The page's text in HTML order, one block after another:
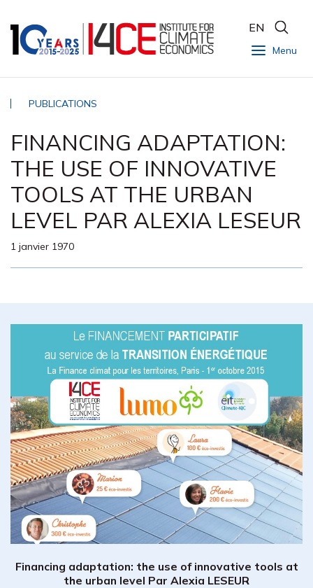
Menu
EN
PUBLICATIONS
FINANCING ADAPTATION:
THE USE OF INNOVATIVE
TOOLS AT THE URBAN
LEVEL PAR ALEXIA LESEUR
1 janvier 1970
Financing adaptation: the use of innovative tools at
the urban level Par Alexia LESEUR